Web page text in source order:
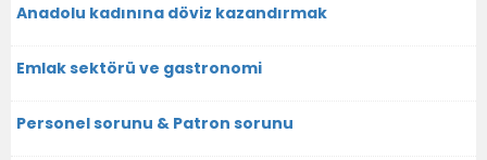
Anadolu kadınına döviz kazandırmak
Emlak sektörü ve gastronomi
Personel sorunu & Patron sorunu